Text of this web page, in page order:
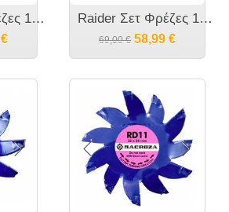
Raider Σετ Φρέζες 158302 5τμχ
€
Raider Σετ Φρέζες 158304 15τμχ
69,00 € 58,99 €